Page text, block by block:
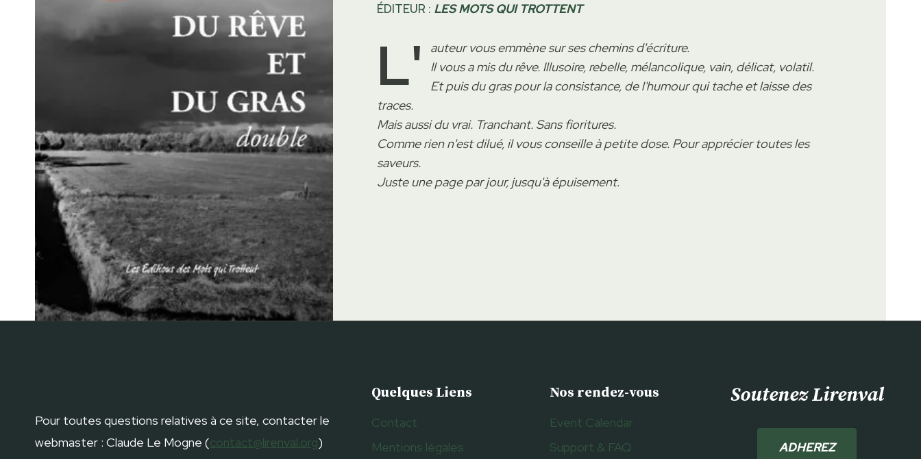
ÉDITEUR : LES MOTS QUI TROTTENT
L'
auteur vous emmène sur ses chemins d'écriture.
Il vous a mis du rêve. Illusoire, rebelle, mélancolique, vain, délicat, volatil.
Et puis du gras pour la consistance, de l'humour qui tache et laisse des
traces.
Mais aussi du vrai. Tranchant. Sans fioritures.
Comme rien n'est dilué, il vous conseille à petite dose. Pour apprécier toutes les
saveurs.
Juste une page par jour, jusqu'à épuisement.
Pour toutes questions relatives à ce site, contacter le
webmaster : Claude Le Mogne (contact@lirenval.org)
Quelques Liens
Contact
Mentions légales
Nos rendez-vous
Event Calendar
Support & FAQ
Soutenez Lirenval
ADHEREZ